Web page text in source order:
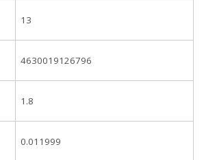
13
4630019126796
1.8
0.011999